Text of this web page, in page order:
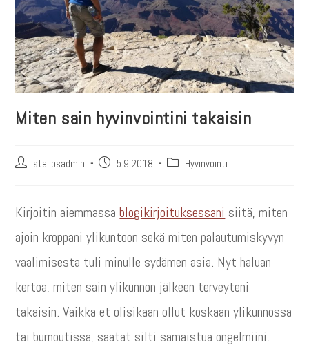
Miten sain hyvinvointini takaisin
steliosadmin 5.9.2018 Hyvinvointi
Kirjoitin aiemmassablogikirjoituksessani siitä, miten
ajoin kroppani ylikuntoon sekä miten palautumiskyvyn
vaalimisesta tuli minulle sydämen asia. Nyt haluan
kertoa, miten sain ylikunnon jälkeen terveyteni
takaisin. Vaikka et olisikaan ollut koskaan ylikunnossa
tai burnoutissa, saatat silti samaistua ongelmiini.